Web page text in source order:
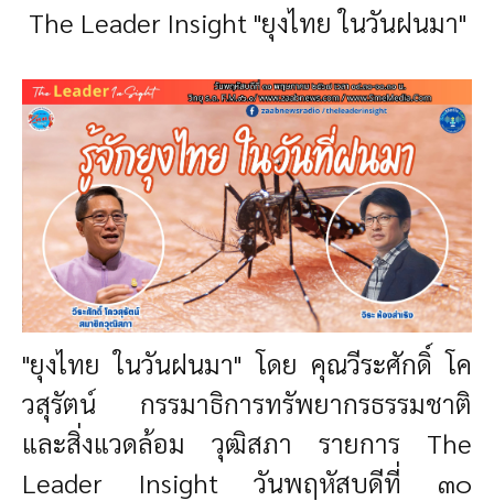
The Leader Insight "ยุงไทย ในวันฝนมา"
"ยุงไทย ในวันฝนมา"โดย คุณวีระศักดิ์ โค
วสุรัตน์ กรรมาธิการทรัพยากรธรรมชาติ
และสิ่งแวดล้อม วุฒิสภา รายการ The
Leader Insightวันพฤหัสบดีที่ ๓๐